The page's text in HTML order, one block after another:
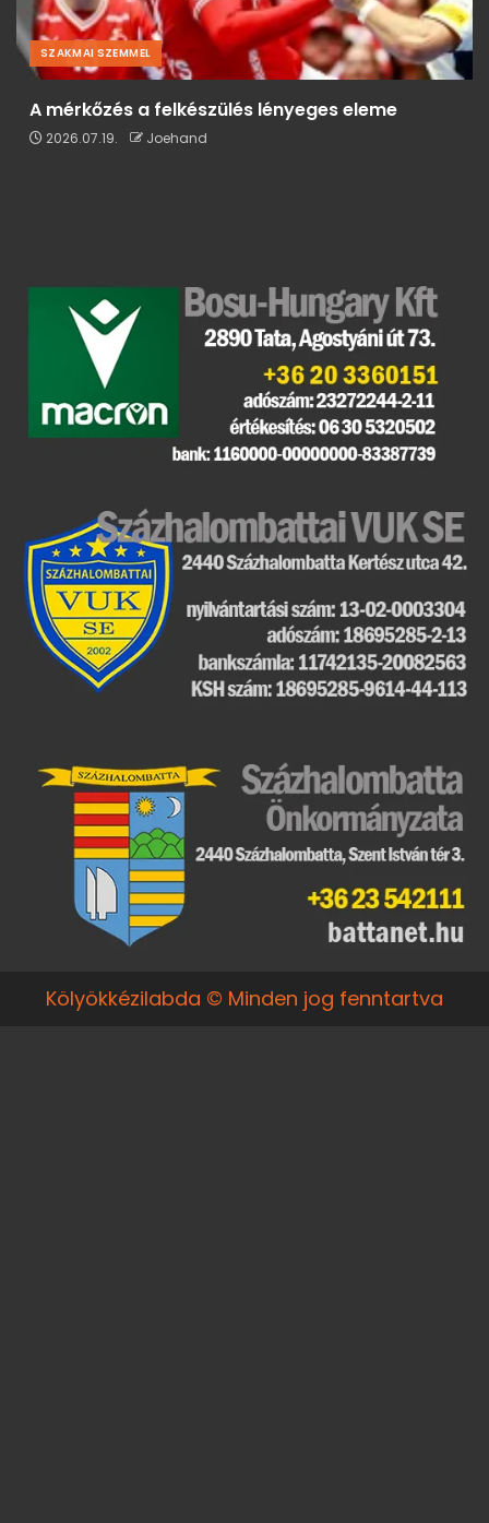
SZAKMAI SZEMMEL
A mérkőzés a felkészülés lényeges eleme
2026.07.19. Joehand
Kölyökkézilabda © Minden jog fenntartva